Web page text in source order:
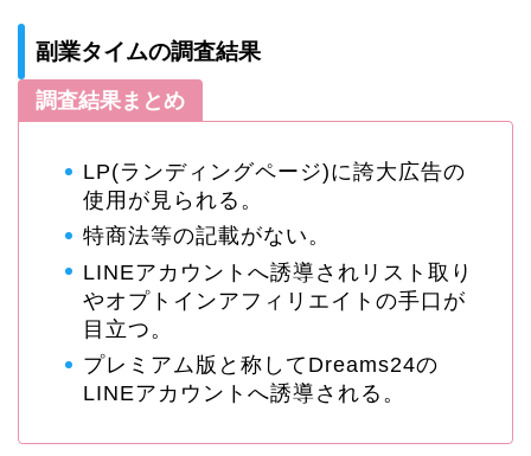
副業タイムの調査結果
調査結果まとめ
LP(ランディングページ)に誇大広告の
使用が見られる。
特商法等の記載がない。
LINEアカウントへ誘導されリスト取り
やオプトインアフィリエイトの手口が
目立つ。
プレミアム版と称してDreams24の
LINEアカウントへ誘導される。